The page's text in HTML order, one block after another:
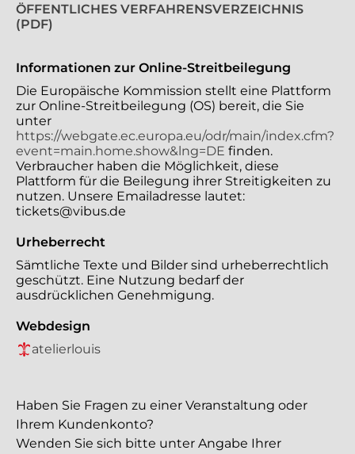
ÖFFENTLICHES VERFAHRENSVERZEICHNIS
(PDF)
Informationen zur Online-Streitbeilegung
Die Europäische Kommission stellt eine Plattform
zur Online-Streitbeilegung (OS) bereit, die Sie
unter
https://webgate.ec.europa.eu/odr/main/index.cfm?
event=main.home.show&lng=DE finden.
Verbraucher haben die Möglichkeit, diese
Plattform für die Beilegung ihrer Streitigkeiten zu
nutzen. Unsere Emailadresse lautet:
tickets@vibus.de
Urheberrecht
Sämtliche Texte und Bilder sind urheberrechtlich
geschützt. Eine Nutzung bedarf der
ausdrücklichen Genehmigung.
Webdesign
atelierlouis
Haben Sie Fragen zu einer Veranstaltung oder
Ihrem Kundenkonto?
Wenden Sie sich bitte unter Angabe Ihrer